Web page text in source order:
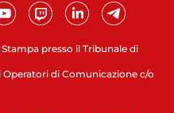
presso il Tribunale di
di Comunicazione c/o